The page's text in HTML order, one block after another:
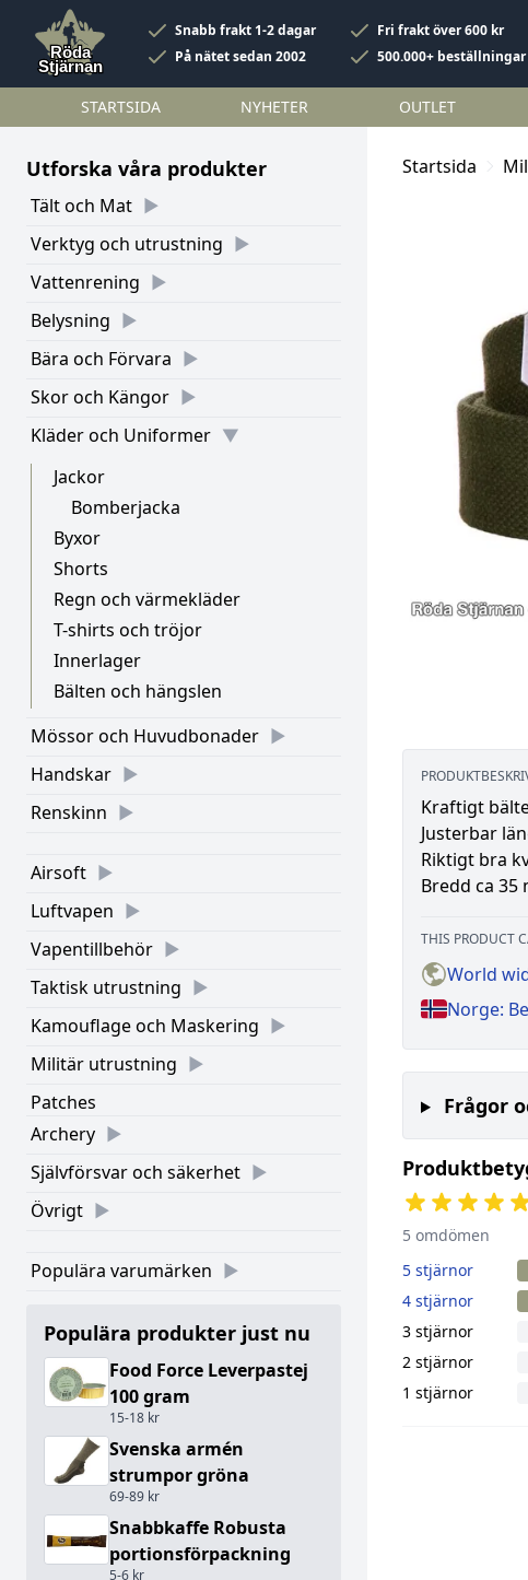
Snabb frakt 1-2 dagar Fri frakt över 600 kr
På nätet sedan 2002
500.000+ beställningar
STARTSIDA NYHETER OUTLET
Utforska våra produkter
Tält och Mat
Verktyg och utrustning
Vattenrening
Belysning
Bära och Förvara
Skor och Kängor
Kläder och Uniformer
Jackor
Bomberjacka
Byxor
Shorts
Regn och värmekläder
T-shirts och tröjor
Innerlager
Bälten och hängslen
Mössor och Huvudbonader
Handskar
Renskinn
Airsoft
Luftvapen
Vapentillbehör
Taktisk utrustning
Kamouflage och Maskering
Militär utrustning
Patches
Archery
Självförsvar och säkerhet
Övrigt
Populära varumärken
Populära produkter just nu
Food Force Leverpastej
100 gram
15-18 kr
Svenska armén
strumpor gröna
69-89 kr
Snabbkaffe Robusta
portionsförpackning
5-6 kr
Startsida
Kraftigt
Justerbar
Riktigt bra
Bredd ca 35
THIS PRODUCT
World
Norge:
Frågor
5 omdömen
5 stjärnor
4 stjärnor
3 stjärnor
2 stjärnor
1 stjärnor